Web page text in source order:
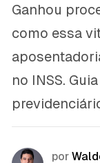
Ganhou
como essa
no INSS.
por